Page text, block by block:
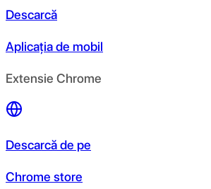
Descarcă
Aplicația de mobil
Extensie Chrome
Descarcă de pe
Chrome store